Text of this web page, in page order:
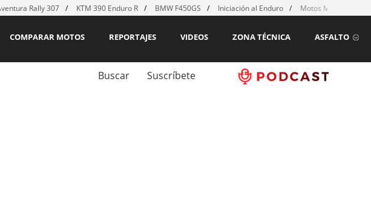
Rally 307 KTM 390 Enduro R BMW F450GS Iniciación al Enduro Motos MX para
ASFALTO
ZONA TÉCNICA
VIDEOS
REPORTAJES
COMPARAR MOTOS
Buscar Suscríbete